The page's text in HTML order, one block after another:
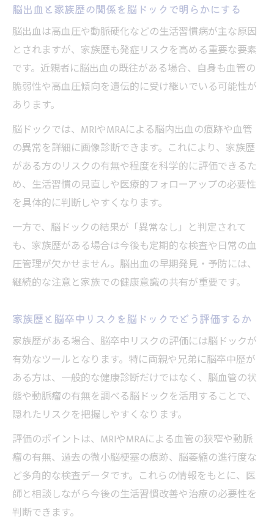
脳出血と家族歴の関係を脳ドックで明らかにする
脳出血は高血圧や動脈硬化などの生活習慣病が主な原因
とされますが、家族歴も発症リスクを高める重要な要素
です。近親者に脳出血の既往がある場合、自身も血管の
脆弱性や高血圧傾向を遺伝的に受け継いでいる可能性が
あります。
脳ドックでは、MRIやMRAによる脳内出血の痕跡や血管
の異常を詳細に画像診断できます。これにより、家族歴
がある方のリスクの有無や程度を科学的に評価できるた
め、生活習慣の見直しや医療的フォローアップの必要性
を具体的に判断しやすくなります。
一方で、脳ドックの結果が「異常なし」と判定されて
も、家族歴がある場合は今後も定期的な検査や日常の血
圧管理が欠かせません。脳出血の早期発見・予防には、
継続的な注意と家族での健康意識の共有が重要です。
家族歴と脳卒中リスクを脳ドックでどう評価するか
家族歴がある場合、脳卒中リスクの評価には脳ドックが
有効なツールとなります。特に両親や兄弟に脳卒中歴が
ある方は、一般的な健康診断だけではなく、脳血管の状
態や動脈瘤の有無を調べる脳ドックを活用することで、
隠れたリスクを把握しやすくなります。
評価のポイントは、MRIやMRAによる血管の狭窄や動脈
瘤の有無、過去の微小脳梗塞の痕跡、脳萎縮の進行度な
ど多角的な検査データです。これらの情報をもとに、医
師と相談しながら今後の生活習慣改善や治療の必要性を
判断できます。